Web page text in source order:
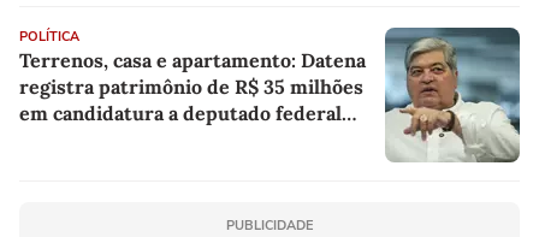
POLÍTICA
Terrenos, casa e apartamento: Datena
registra patrimônio de R$ 35 milhões
em candidatura a deputado federal
PUBLICIDADE